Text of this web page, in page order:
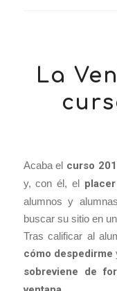
La
Acaba el curso
y, con él, el placer
alumnos y
buscar su sitio en
Tras calificar al
cómo despedirme
sobreviene de